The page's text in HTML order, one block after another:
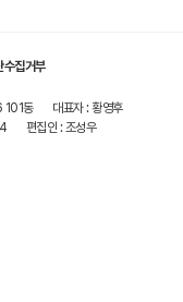
수집거부
101동
대표자 : 황영후
편집인 : 조성우